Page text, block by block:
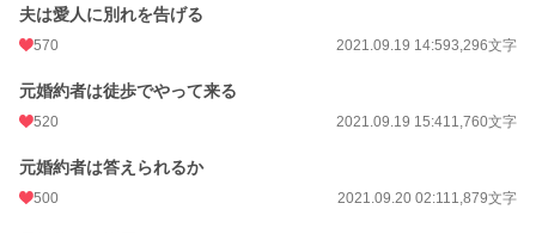
夫は愛人に別れを告げる
570 2021.09.19 14:593,296文字
元婚約者は徒歩でやって来る
520 2021.09.19 15:411,760文字
元婚約者は答えられるか
500 2021.09.20 02:111,879文字